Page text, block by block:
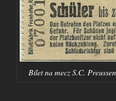
Bilet na mecz S.C.